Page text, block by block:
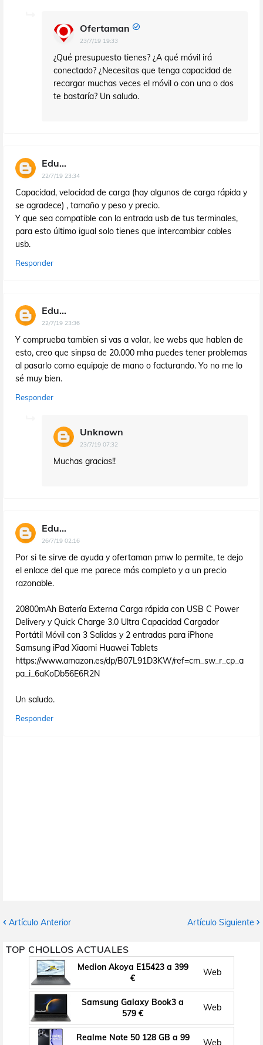
Ofertaman
23/7/19 19:33
¿Qué presupuesto tienes? ¿A qué móvil irá
conectado? ¿Necesitas que tenga capacidad de
recargar muchas veces el móvil o con una o dos
te bastaría? Un saludo.
Edu...
22/7/19 23:34
Capacidad, velocidad de carga (hay algunos de carga rápida y
se agradece) , tamaño y peso y precio.
Y que sea compatible con la entrada usb de tus terminales,
para esto último igual solo tienes que intercambiar cables
usb.
Responder
Edu...
22/7/19 23:36
Y comprueba tambien si vas a volar, lee webs que hablen de
esto, creo que sinpsa de 20.000 mha puedes tener problemas
al pasarlo como equipaje de mano o facturando. Yo no me lo
sé muy bien.
Responder
Unknown
23/7/19 07:32
Muchas gracias!!
Edu...
26/7/19 02:16
Por si te sirve de ayuda y ofertaman pmw lo permite, te dejo
el enlace del que me parece más completo y a un precio
razonable.
20800mAh Batería Externa Carga rápida con USB C Power
Delivery y Quick Charge 3.0 Ultra Capacidad Cargador
Portátil Móvil con 3 Salidas y 2 entradas para iPhone
Samsung iPad Xiaomi Huawei Tablets
https://www.amazon.es/dp/B07L91D3KW/ref=cm_sw_r_cp_a
pa_i_6aKoDb56E6R2N
Un saludo.
Responder
Artículo Anterior Artículo Siguiente
TOP CHOLLOS ACTUALES
Medion Akoya E15423 a 399
€
Web
Samsung Galaxy Book3 a
579 €
Web
Realme Note 50 128 GB a 99
Web